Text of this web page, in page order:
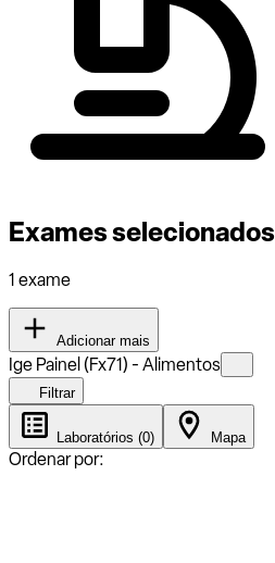
Exames selecionados
1 exame
Adicionar mais
Ige Painel (Fx71) - Alimentos
Filtrar
Laboratórios (0) Mapa
Ordenar por: